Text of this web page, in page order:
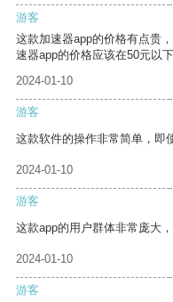
游客
这款加速器app的价格有点贵
速器app的价格应该在50元以
2024-01-10
游客
这款软件的操作非常简单，即
2024-01-10
游客
这款app的用户群体非常庞大
2024-01-10
游客